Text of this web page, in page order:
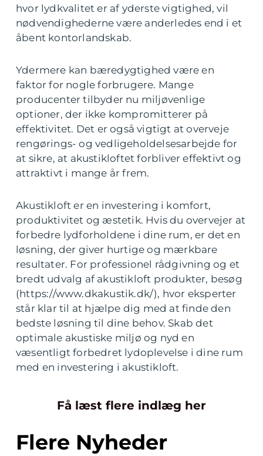
hvor lydkvalitet er af yderste vigtighed, vil
nødvendighederne være anderledes end i et
åbent kontorlandskab.
Ydermere kan bæredygtighed være en
faktor for nogle forbrugere. Mange
producenter tilbyder nu miljøvenlige
optioner, der ikke kompromitterer på
effektivitet. Det er også vigtigt at overveje
rengørings- og vedligeholdelsesarbejde for
at sikre, at akustikloftet forbliver effektivt og
attraktivt i mange år frem.
Akustikloft er en investering i komfort,
produktivitet og æstetik. Hvis du overvejer at
forbedre lydforholdene i dine rum, er det en
løsning, der giver hurtige og mærkbare
resultater. For professionel rådgivning og et
bredt udvalg af akustikloft produkter, besøg
(https://www.dkakustik.dk/), hvor eksperter
står klar til at hjælpe dig med at finde den
bedste løsning til dine behov. Skab det
optimale akustiske miljø og nyd en
væsentligt forbedret lydoplevelse i dine rum
med en investering i akustikloft.
Få læst flere indlæg her
Flere Nyheder